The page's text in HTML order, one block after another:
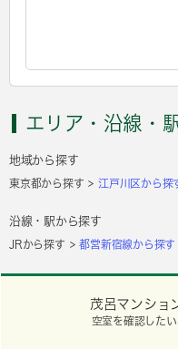
エリア・沿線・
地域から探す
東京都から探す 江戸川区から探
沿線・駅から探す
JRから探す 都営新宿線から探す
茂呂マンショ
空室を確認した